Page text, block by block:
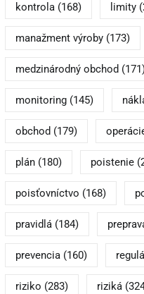
kontrola(168) limity
manažment výroby(173)
medzinárodný obchod
monitoring(145)
obchod (179)
plán(180) poistenie
poisťovníctvo (168)
pravidlá(184)
prevencia(160)
riziko (283) riziká